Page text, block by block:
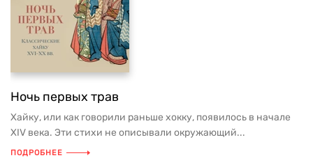
Ночь первых трав
Хайку, или как говорили раньше хокку, появилось в начале
XIV века. Эти стихи не описывали окружающий...
ПОДРОБНЕЕ